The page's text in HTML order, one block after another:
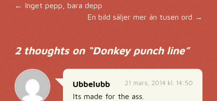
Inläggsnavigering
← Inget pepp, bara depp
En bild säljer mer än tusen ord →
2 thoughts on “Donkey punch line”
21 mars, 2014 kl. 14:50
Ubbelubb
Its made for the ass.